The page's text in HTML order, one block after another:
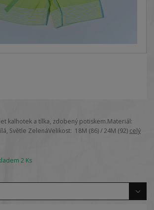
kalhotek a tílka, zdobený potiskem.Materiál:
Světle ZelenáVelikost: 18M (86) / 24M (92) celý
2 Ks